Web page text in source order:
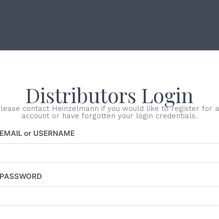
Distributors Login
contact Heinzelmann if you would like to register for
account or have forgotten your login credentials.
EMAIL or USERNAME
PASSWORD